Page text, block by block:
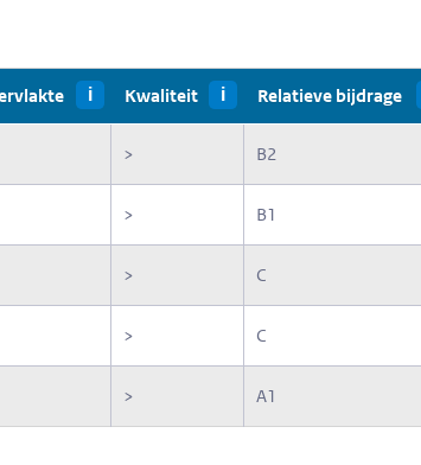
i Kwaliteit i Relatieve bijdrage
> B2
> B1
> C
> C
> A1